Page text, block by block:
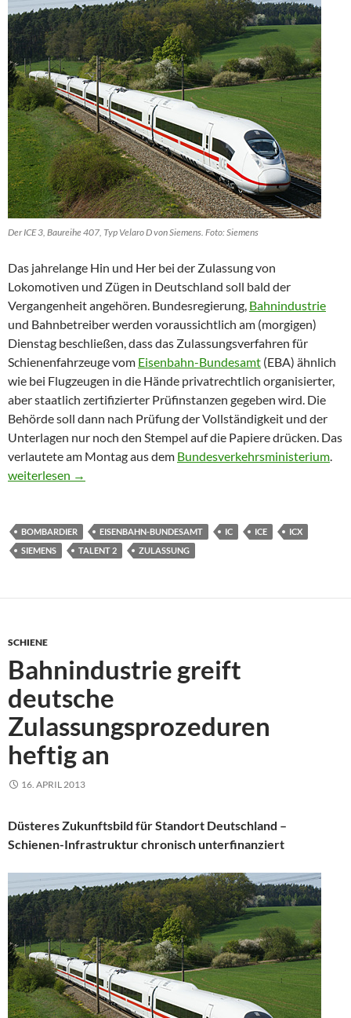
Der ICE 3, Baureihe 407, Typ Velaro D von Siemens. Foto: Siemens
Das jahrelange Hin und Her bei der Zulassung von
Lokomotiven und Zügen in Deutschland soll bald der
Vergangenheit angehören. Bundesregierung, Bahnindustrie
und Bahnbetreiber werden voraussichtlich am (morgigen)
Dienstag beschließen, dass das Zulassungsverfahren für
Schienenfahrzeuge vom Eisenbahn-Bundesamt (EBA) ähnlich
wie bei Flugzeugen in die Hände privatrechtlich organisierter,
aber staatlich zertifizierter Prüfinstanzen gegeben wird. Die
Behörde soll dann nach Prüfung der Vollständigkeit und der
Unterlagen nur noch den Stempel auf die Papiere drücken. Das
verlautete am Montag aus dem Bundesverkehrsministerium.
Zulassungsmarathon für ICE & Co. soll kürzer werden
weiterlesen →
BOMBARDIER EISENBAHN-BUNDESAMT IC ICE
ICX
SIEMENS
TALENT 2 ZULASSUNG
SCHIENE
Bahnindustrie greift
deutsche
Zulassungsprozeduren
heftig an
16. APRIL 2013
Düsteres Zukunftsbild für Standort Deutschland –
Schienen-Infrastruktur chronisch unterfinanziert